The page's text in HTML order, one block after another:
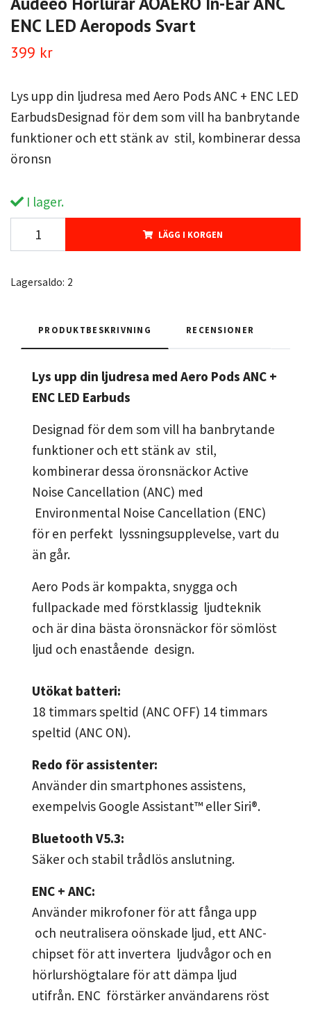
ENC LED Aeropods Svart
399 kr
Lys upp din ljudresa med Aero Pods ANC + ENC LED
EarbudsDesignad för dem som vill ha banbrytande
funktioner och ett stänk av stil, kombinerar dessa
öronsn
I lager.
LÄGG I KORGEN
Lagersaldo: 2
PRODUKTBESKRIVNING RECENSIONER
Lys upp din ljudresa med Aero Pods ANC +
ENC LED Earbuds
Designad för dem som vill ha banbrytande
funktioner och ett stänk av stil,
kombinerar dessa öronsnäckor Active
Noise Cancellation (ANC) med
Environmental Noise Cancellation (ENC)
för en perfekt lyssningsupplevelse, vart du
än går.
Aero Pods är kompakta, snygga och
fullpackade med förstklassig ljudteknik
och är dina bästa öronsnäckor för sömlöst
ljud och enastående design.
Utökat batteri:
18 timmars speltid (ANC OFF) 14 timmars
speltid (ANC ON).
Redo för assistenter:
Använder din smartphones assistens,
exempelvis Google Assistant™ eller Siri®.
Bluetooth V5.3:
Säker och stabil trådlös anslutning.
ENC + ANC:
Använder mikrofoner för att fånga upp
och neutralisera oönskade ljud, ett ANC-
chipset för att invertera ljudvågor och en
hörlurshögtalare för att dämpa ljud
utifrån. ENC förstärker användarens röst